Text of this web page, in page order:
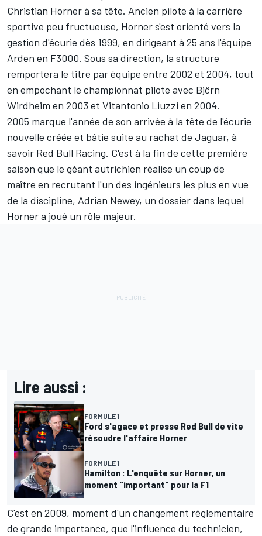
Christian Horner à sa tête. Ancien pilote à la carrière
sportive peu fructueuse, Horner s'est orienté vers la
gestion d'écurie dès 1999, en dirigeant à 25 ans l'équipe
Arden en F3000. Sous sa direction, la structure
remportera le titre par équipe entre 2002 et 2004, tout
en empochant le championnat pilote avec Björn
Wirdheim en 2003 et Vitantonio Liuzzi en 2004.
2005 marque l'année de son arrivée à la tête de l'écurie
nouvelle créée et bâtie suite au rachat de Jaguar, à
savoir Red Bull Racing. C'est à la fin de cette première
saison que le géant autrichien réalise un coup de
maître en recrutant l'un des ingénieurs les plus en vue
de la discipline, Adrian Newey, un dossier dans lequel
Horner a joué un rôle majeur.
Lire aussi :
FORMULE 1
Ford s'agace et presse Red Bull de vite
résoudre l'affaire Horner
FORMULE 1
Hamilton : L'enquête sur Horner, un
moment "important" pour la F1
C'est en 2009, moment d'un changement réglementaire
de grande importance, que l'influence du technicien,